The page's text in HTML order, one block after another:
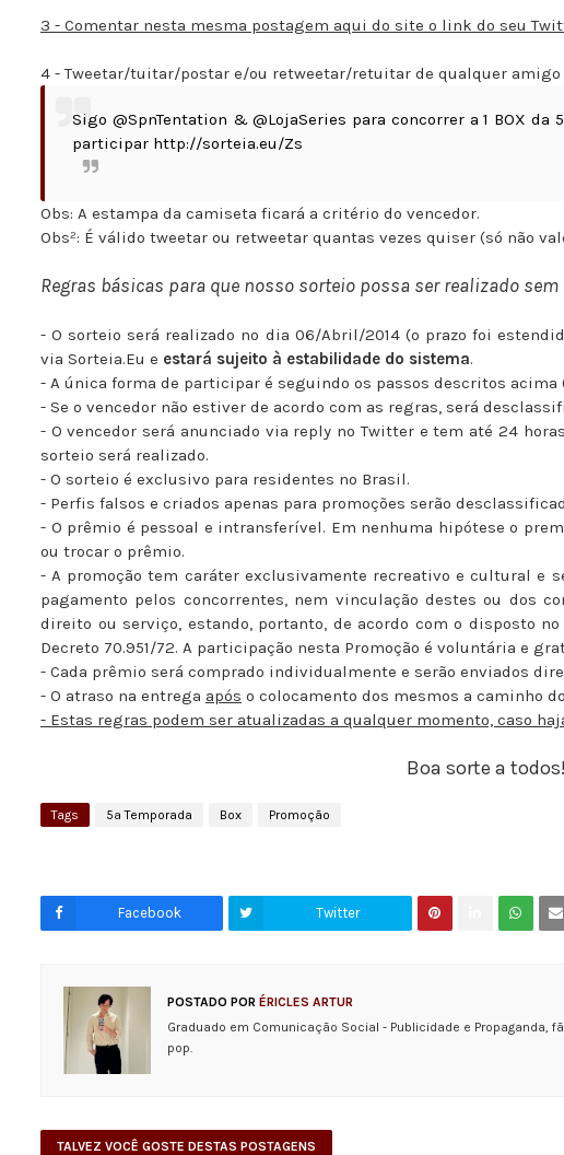
3 - Comentar nesta mesma postagem aqui do site o link do seu
4 - Tweetar/tuitar/postar e/ou retweetar/retuitar de qualquer
Sigo @SpnTentation & @LojaSeries para concorrer a 1 BOX
participar http://sorteia.eu/Zs
Obs: A estampa da camiseta ficará a critério do vencedor.
Obs²: É válido tweetar ou retweetar quantas vezes quiser (só não
Regras básicas para que nosso sorteio possa ser realizado
- O sorteio será realizado no dia 06/Abril/2014 (o prazo foi
via Sorteia.Eu e estará sujeito à estabilidade do sistema.
- A única forma de participar é seguindo os passos descritos acima
- Se o vencedor não estiver de acordo com as regras, será
- O vencedor será anunciado via reply no Twitter e tem até 24
sorteio será realizado.
- O sorteio é exclusivo para residentes no Brasil.
- Perfis falsos e criados apenas para promoções serão
- O prêmio é pessoal e intransferível. Em nenhuma hipótese o
ou trocar o prêmio.
- A promoção tem caráter exclusivamente recreativo e cultural e
pagamento pelos concorrentes, nem vinculação destes ou dos
direito ou serviço, estando, portanto, de acordo com o disposto
Decreto 70.951/72. A participação nesta Promoção é voluntária e
- Cada prêmio será comprado individualmente e serão enviados
- O atraso na entrega após o colocamento dos mesmos a caminho
- Estas regras podem ser atualizadas a qualquer momento, caso
Boa sorte a
Tags 5ª Temporada Box Promoção
Facebook Twitter
POSTADO POR ÉRICLES ARTUR
Graduado em Comunicação Social - Publicidade e
pop.
TALVEZ VOCÊ GOSTE DESTAS POSTAGENS